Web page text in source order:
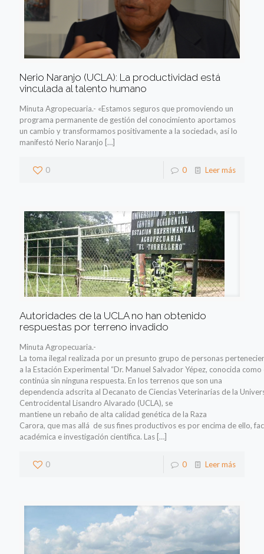
Nerio Naranjo (UCLA): La productividad está
vinculada al talento humano
Minuta Agropecuaria.- «Estamos seguros que promoviendo un
programa permanente de gestión del conocimiento aportamos
un cambio y transformamos positivamente a la sociedad», así lo
manifestó Nerio Naranjo […]
0 0 Leer más
Autoridades de la UCLA no han obtenido
respuestas por terreno invadido
Minuta Agropecuaria.-
La toma ilegal realizada por un presunto grupo de personas
a la Estación Experimental “Dr. Manuel Salvador Yépez, conocida
continúa sin ninguna respuesta. En los terrenos que son una
dependencia adscrita al Decanato de Ciencias Veterinarias de la
Centrocidental Lisandro Alvarado (UCLA), se
mantiene un rebaño de alta calidad genética de la Raza
Carora, que mas allá de sus fines productivos es por encima de ello,
académica e investigación científica. Las […]
0 0 Leer más